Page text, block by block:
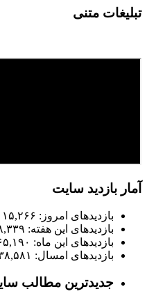
تبلیغات متنی
آمار بازدید سایت
بازدیدهای امروز: ۱۵,۲۶۶
بازدیدهای این هفته:
بازدیدهای این ماه:
بازدیدهای امسال:
جدیدترین مطالب